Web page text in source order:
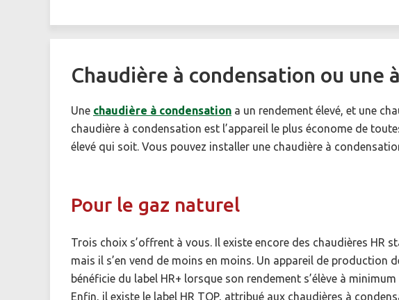
Chaudière à condensation ou une
Une chaudière à condensation a un rendement élevé, et une
chaudière à condensation est l’appareil le plus économe de
élevé qui soit. Vous pouvez installer une chaudière à
Pour le gaz naturel
Trois choix s’offrent à vous. Il existe encore des chaudières HR
mais il s’en vend de moins en moins. Un appareil de production
bénéficie du label HR+ lorsque son rendement s’élève à minimum
Enfin, il existe le label HR TOP, attribué aux chaudières à